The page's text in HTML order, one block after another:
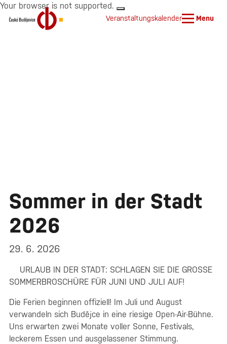
Your browser is not supported.
Veranstaltungskalender Menu
Sommer in der Stadt
2026
29. 6. 2026
URLAUB IN DER STADT: SCHLAGEN SIE DIE GROSSE
SOMMERBROSCHÜRE FÜR JUNI UND JULI AUF!
Die Ferien beginnen offiziell! Im Juli und August
verwandeln sich Budějce in eine riesige Open-Air-Bühne.
Uns erwarten zwei Monate voller Sonne, Festivals,
leckerem Essen und ausgelassener Stimmung.